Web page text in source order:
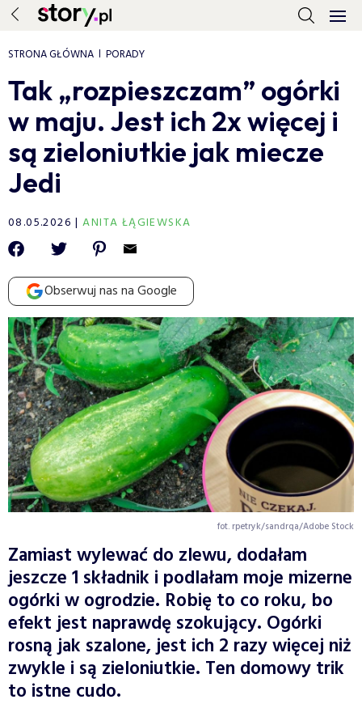
STRONA GŁÓWNA PORADY
Tak „rozpieszczam” ogórki
w maju. Jest ich 2x więcej i
są zieloniutkie jak miecze
Jedi
08.05.2026 ANITA ŁĄGIEWSKA
Obserwuj nas na Google
fot. rpetryk/sandrqa/Adobe Stock
Zamiast wylewać do zlewu, dodałam
jeszcze 1 składnik i podlałam moje mizerne
ogórki w ogrodzie. Robię to co roku, bo
efekt jest naprawdę szokujący. Ogórki
rosną jak szalone, jest ich 2 razy więcej niż
zwykle i są zieloniutkie. Ten domowy trik
to istne cudo.